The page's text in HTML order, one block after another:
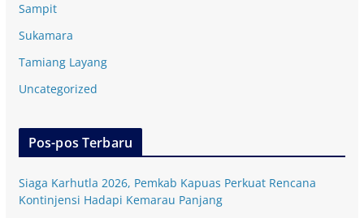
Sampit
Sukamara
Tamiang Layang
Uncategorized
Pos-pos Terbaru
Siaga Karhutla 2026, Pemkab Kapuas Perkuat Rencana
Kontinjensi Hadapi Kemarau Panjang